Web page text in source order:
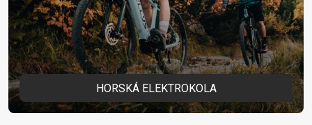
HORSKÁ ELEKTROKOLA